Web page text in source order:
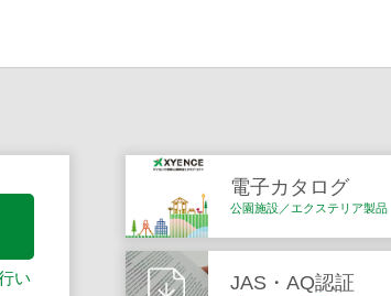
い
電子カタログ
公園施設／エクステリア製品
JAS・AQ認証